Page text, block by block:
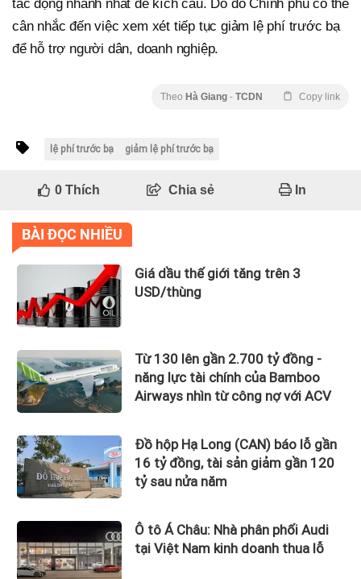
tác động nhanh nhất để kích cầu. Do đó Chính phủ có thể
cân nhắc đến việc xem xét tiếp tục giảm lệ phí trước bạ
để hỗ trợ người dân, doanh nghiệp.
Theo Hà Giang - TCDN Copy link
lệ phí trước bạ giảm lệ phí trước bạ
0Thích Chia sẻ In
BÀI ĐỌC NHIỀU
Giá dầu thế giới tăng trên 3
USD/thùng
Từ 130 lên gần 2.700 tỷ đồng -
năng lực tài chính của Bamboo
Airways nhìn từ công nợ với ACV
Đồ hộp Hạ Long (CAN) báo lỗ gần
16 tỷ đồng, tài sản giảm gần 120
tỷ sau nửa năm
Ô tô Á Châu: Nhà phân phối Audi
tại Việt Nam kinh doanh thua lỗ